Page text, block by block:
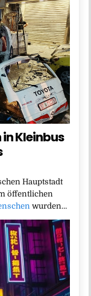
Kleinbus
Hauptstadt
öffentlichen
wurden…